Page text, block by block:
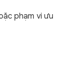
phạm vi ưu